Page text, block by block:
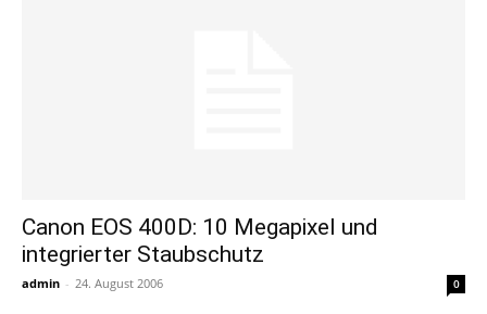
Canon EOS 400D: 10 Megapixel und
integrierter Staubschutz
admin - 24. August 2006 0